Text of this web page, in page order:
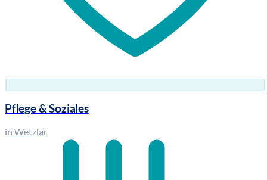
Pflege & Soziales
in Wetzlar